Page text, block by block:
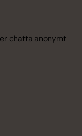
chatta anonymt